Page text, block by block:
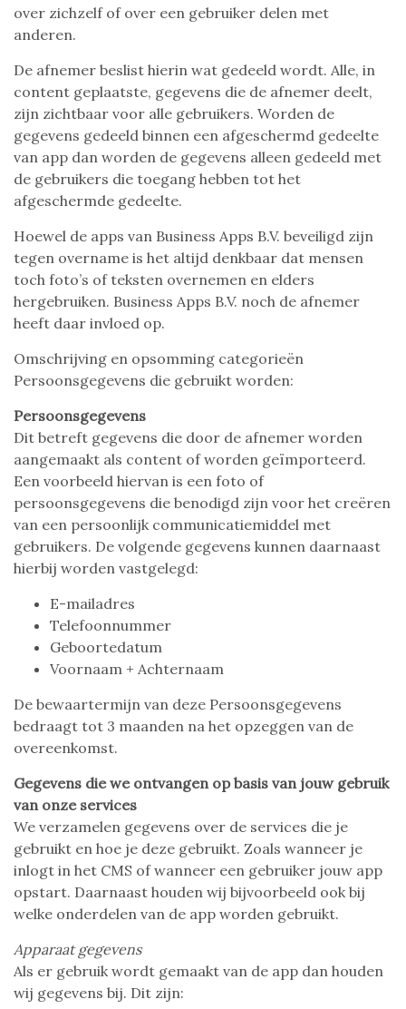
over zichzelf of over een gebruiker delen met
anderen.
De afnemer beslist hierin wat gedeeld wordt. Alle, in
content geplaatste, gegevens die de afnemer deelt,
zijn zichtbaar voor alle gebruikers. Worden de
gegevens gedeeld binnen een afgeschermd gedeelte
van app dan worden de gegevens alleen gedeeld met
de gebruikers die toegang hebben tot het
afgeschermde gedeelte.
Hoewel de apps van Business Apps B.V. beveiligd zijn
tegen overname is het altijd denkbaar dat mensen
toch foto’s of teksten overnemen en elders
hergebruiken. Business Apps B.V. noch de afnemer
heeft daar invloed op.
Omschrijving en opsomming categorieën
Persoonsgegevens die gebruikt worden:
Persoonsgegevens
Dit betreft gegevens die door de afnemer worden
aangemaakt als content of worden geïmporteerd.
Een voorbeeld hiervan is een foto of
persoonsgegevens die benodigd zijn voor het creëren
van een persoonlijk communicatiemiddel met
gebruikers. De volgende gegevens kunnen daarnaast
hierbij worden vastgelegd:
E-mailadres
Telefoonnummer
Geboortedatum
Voornaam + Achternaam
De bewaartermijn van deze Persoonsgegevens
bedraagt tot 3 maanden na het opzeggen van de
overeenkomst.
Gegevens die we ontvangen op basis van jouw gebruik
van onze services
We verzamelen gegevens over de services die je
gebruikt en hoe je deze gebruikt. Zoals wanneer je
inlogt in het CMS of wanneer een gebruiker jouw app
opstart. Daarnaast houden wij bijvoorbeeld ook bij
welke onderdelen van de app worden gebruikt.
Apparaat gegevens
Als er gebruik wordt gemaakt van de app dan houden
wij gegevens bij. Dit zijn: